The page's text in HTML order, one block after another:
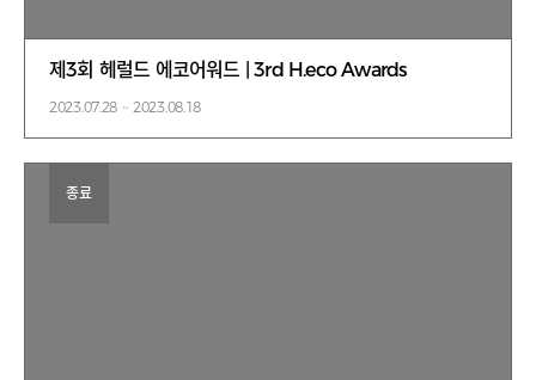
제3회 헤럴드 에코어워드 | 3rd H.eco Awards
2023.07.28 ~ 2023.08.18
종료